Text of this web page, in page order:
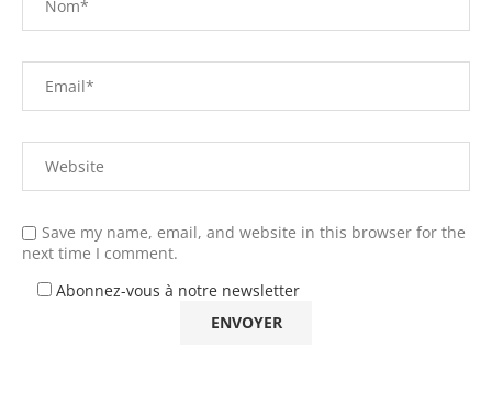
Save my name, email, and website in this browser for the
next time I comment.
Abonnez-vous à notre newsletter